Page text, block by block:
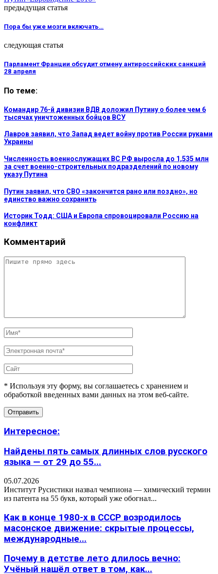
предыдущая статья
Пора бы уже мозги включать…
следующая статья
Парламент Франции обсудит отмену антироссийских санкций
28 апреля
По теме:
Командир 76-й дивизии ВДВ доложил Путину о более чем 6
тысячах уничтоженных бойцов ВСУ
Лавров заявил, что Запад ведет войну против России руками
Украины
Численность военнослужащих ВС РФ выросла до 1,535 млн
за счет военно-строительных подразделений по новому
указу Путина
Путин заявил, что СВО «закончится рано или поздно», но
единство важно сохранить
Историк Тодд: США и Европа спровоцировали Россию на
конфликт
Комментарий
* Используя эту форму, вы соглашаетесь с хранением и
обработкой введенных вами данных на этом веб-сайте.
Интересное:
Найдены пять самых длинных слов русского
языка — от 29 до 55...
05.07.2026
Институт Русистики назвал чемпиона — химический термин
из патента на 55 букв, который уже обогнал...
Как в конце 1980-х в СССР возродилось
масонское движение: скрытые процессы,
международные...
Почему в детстве лето длилось вечно:
Учёный нашёл ответ в том, как...